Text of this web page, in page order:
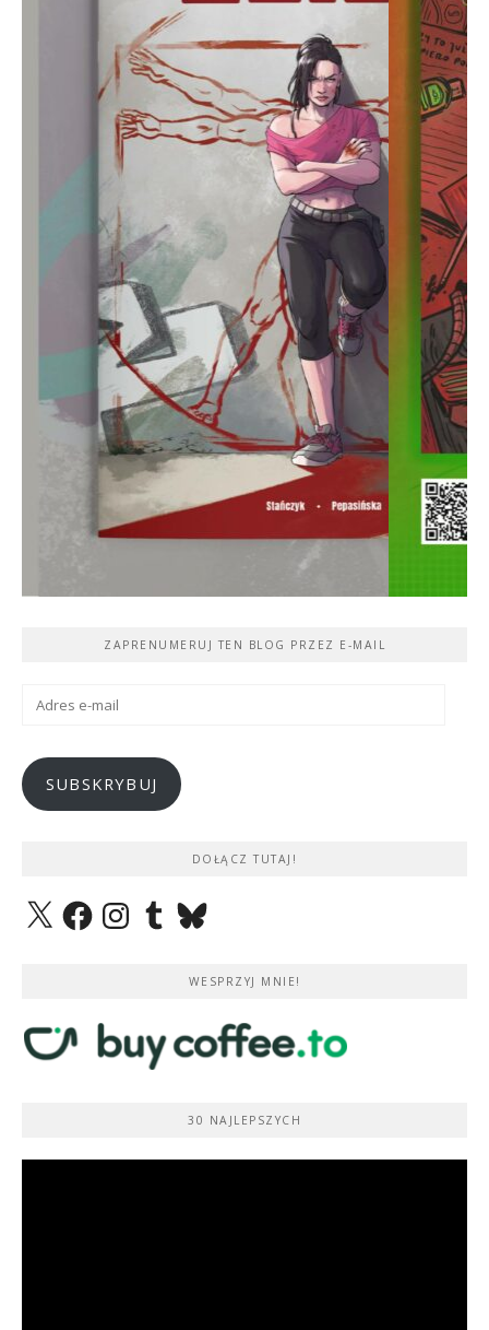
ZAPRENUMERUJ TEN BLOG PRZEZ E-MAIL
Adres
SUBSKRYBUJ
DOŁĄCZ TUTAJ!
X FacebookInstagramTumblrBluesky
WESPRZYJ MNIE!
30 NAJLEPSZYCH